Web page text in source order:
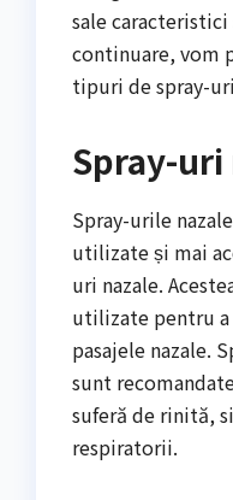
sale
continuare, vom
tipuri de spray-
Spray-uri
Spray-urile
utilizate și mai
uri nazale.
utilizate pentru a
pasajele nazale.
sunt
suferă de rinită,
respiratorii.